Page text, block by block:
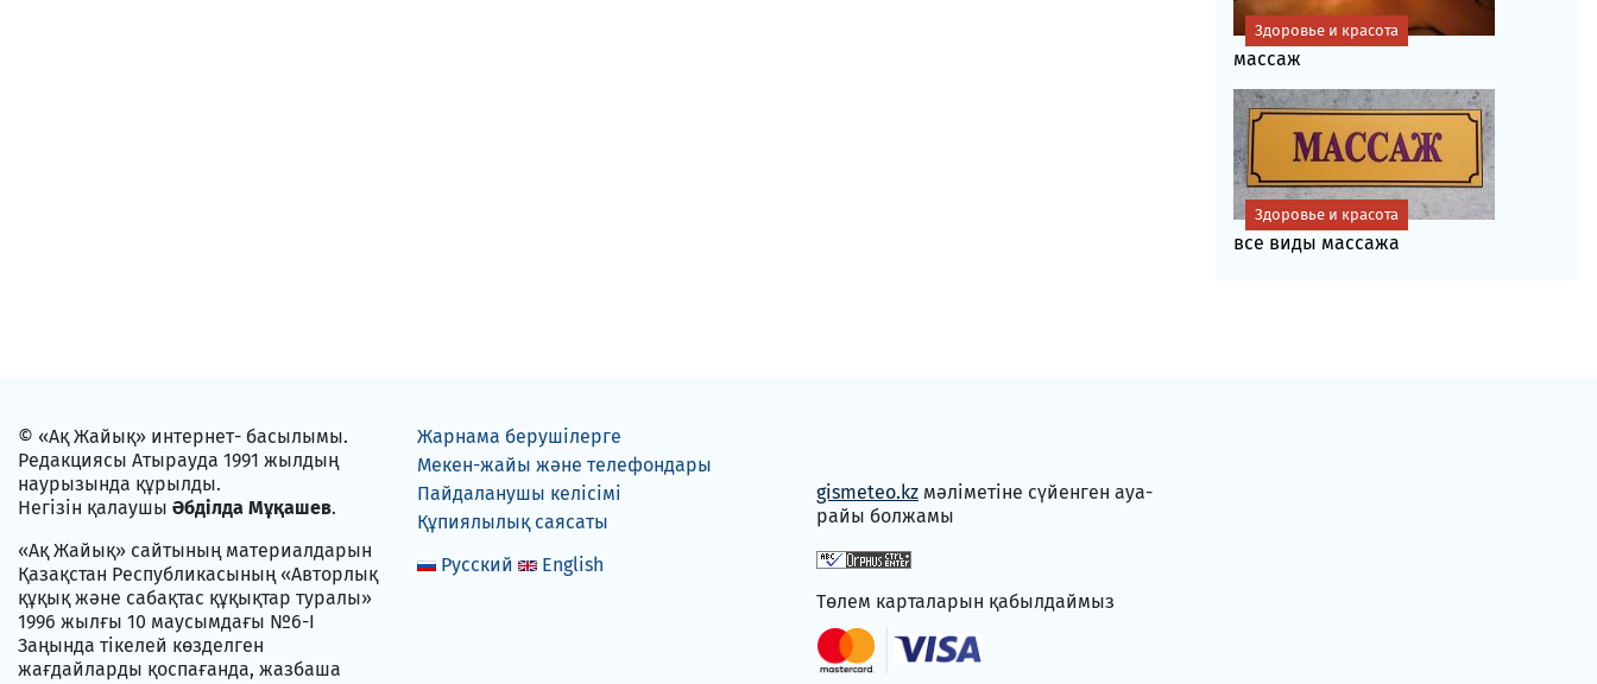
массаж
Здоровье и красота
все виды массажа
Здоровье и красота
© «Ақ Жайық» интернет- басылымы.
Редакциясы Атырауда 1991 жылдың
наурызында құрылды.
Негізін қалаушы Әбділда Мұқашев.
«Ақ Жайық» сайтының материалдарын
Қазақстан Республикасының «Авторлық
құқық және сабақтас құқықтар туралы»
1996 жылғы 10 маусымдағы №6-I
Заңында тікелей көзделген
жағдайларды қоспағанда, жазбаша
Жарнама берушілерге
Мекен-жайы және телефондары
Пайдаланушы келісімі
Құпиялылық саясаты
Русский
English
gismeteo.kz мәліметіне сүйенген ауа-
райы болжамы
Төлем карталарын қабылдаймыз